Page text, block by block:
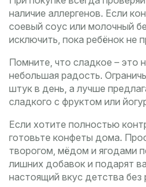
наличие аллергенов. Если
соевый соус или молочный
исключить, пока ребёнок не
Помните, что сладкое – это
небольшая радость.
штук в день, а лучше
сладкого с фруктом или
Если хотите полностью
готовьте конфеты дома.
творогом, мёдом и ягодами
лишних добавок и подарят
настоящий вкус детства без